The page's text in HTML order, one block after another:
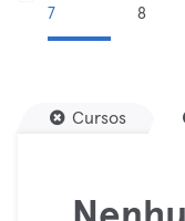
7
8
Cursos